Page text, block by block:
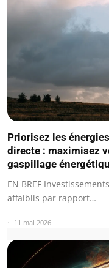
Priorisez les
directe : maximisez
gaspillage
EN BREF
affaiblis par rapport…
11 mai 2026